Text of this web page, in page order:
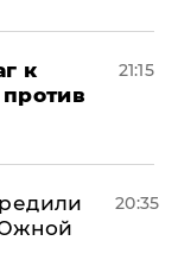
к
21:15
20:35